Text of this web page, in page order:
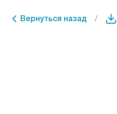
Вернуться назад